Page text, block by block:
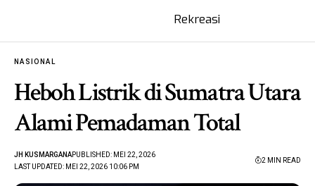
Rekreasi
NASIONAL
Heboh Listrik di Sumatra Utara
Alami Pemadaman Total
LAST UPDATED: MEI 22, 2026 10:06 PM
JH KUSMARGANAPUBLISHED: MEI 22, 2026
2 MIN READ